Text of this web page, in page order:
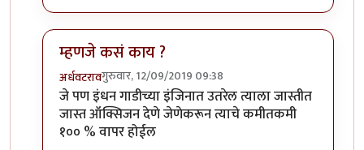
म्हणजे कसं काय ?
अर्धवटरावगुरुवार, 12/09/2019 09:38
In reply toचांगला धागा आहे .. सकारत्मकbyखिलजि
जे पण इंधन गाडीच्या इंजिनात उतरेल त्याला जास्तीत
जास्त ऑक्सिजन देणे जेणेकरून त्याचे कमीतकमी
१०० % वापर होईल